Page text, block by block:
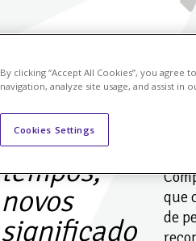
Novos
tempos,
novos
significado
que
de
By clicking “Accept All Cookies”, you
navigation, analyze site usage, and assist in
Cookies Settings